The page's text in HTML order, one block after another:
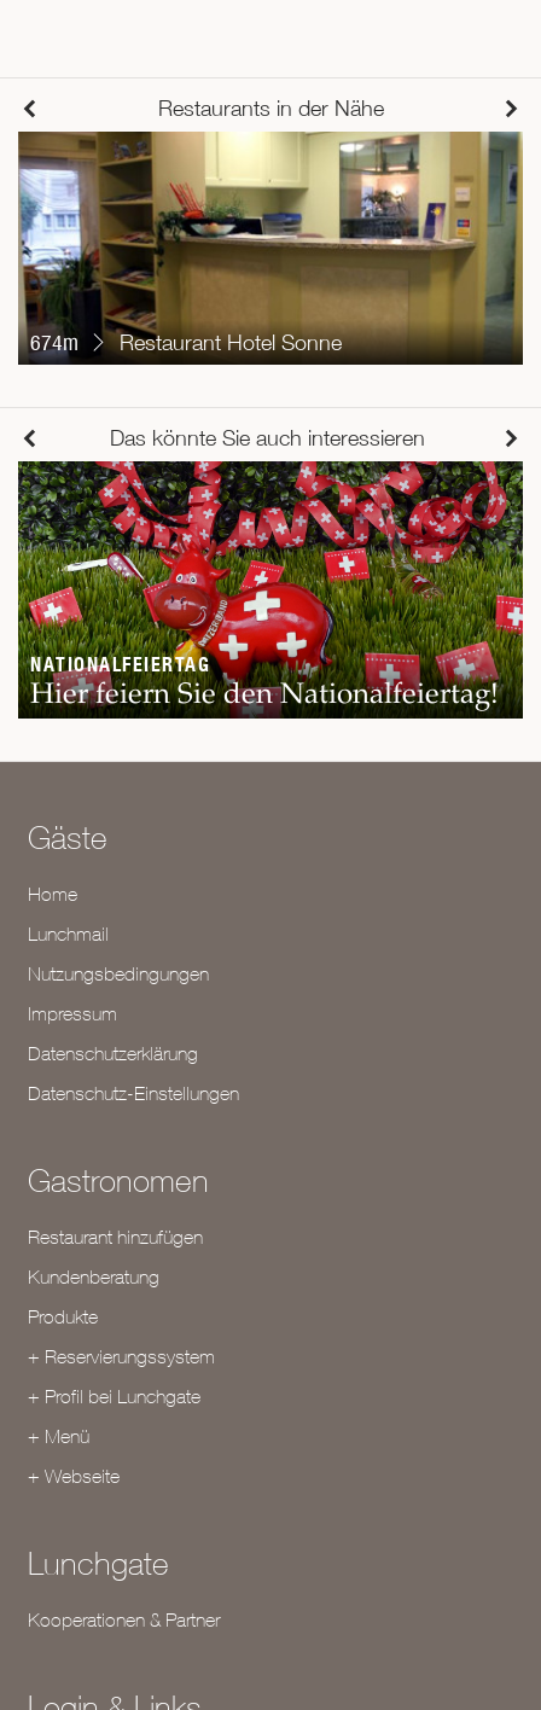
Restaurants in der Nähe
674m Restaurant Hotel Sonne
Das könnte Sie auch interessieren
NATIONALFEIERTAG
Hier feiern Sie den Nationalfeiertag!
Gäste
Home
Lunchmail
Nutzungsbedingungen
Impressum
Datenschutzerklärung
Datenschutz-Einstellungen
Gastronomen
Restaurant hinzufügen
Kundenberatung
Produkte
+ Reservierungssystem
+ Profil bei Lunchgate
+ Menü
+ Webseite
Lunchgate
Kooperationen & Partner